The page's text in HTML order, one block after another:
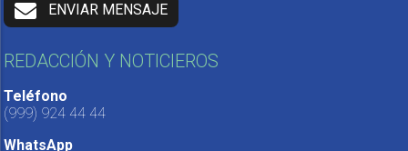
ENVIAR MENSAJE
REDACCIÓN Y NOTICIEROS
Teléfono
(999) 924 44 44
WhatsApp